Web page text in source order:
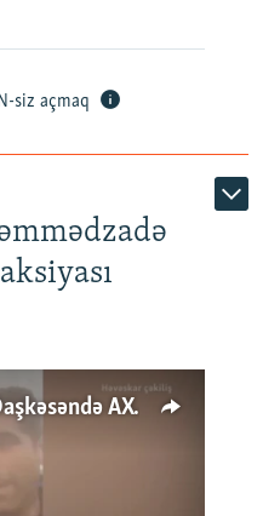
siz açmaq
'Məni təpiklədilər ki...' - Daşkəsəndə AXCP fəalının yaxınları onun həbsinə etiraz edirlər
available